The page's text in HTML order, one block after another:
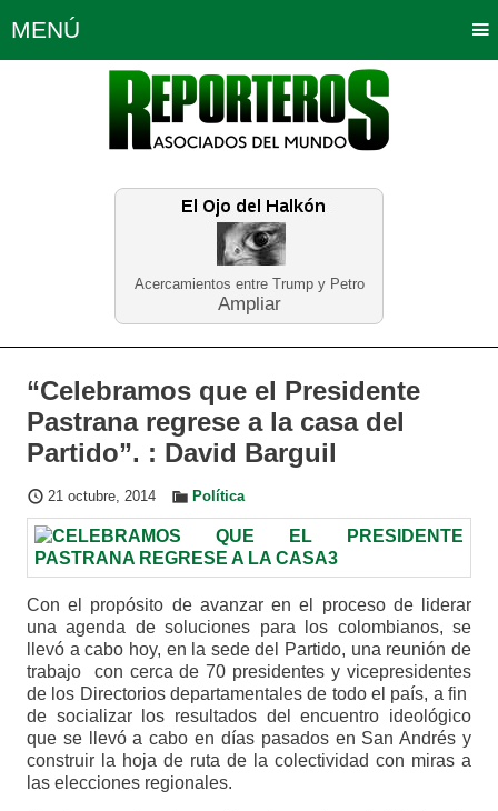
Acercamientos entre Trump y Petro
Ampliar
MENÚ
Política Opinión Bogotá
Planeta Tierra Deportes
Educación Neira
“Celebramos que el Presidente
Pastrana regrese a la casa del
Partido”. : David Barguil
21 octubre, 2014 Política
Con el propósito de avanzar en el proceso de liderar
una agenda de soluciones para los colombianos, se
llevó a cabo hoy, en la sede del Partido, una reunión de
trabajo con cerca de 70 presidentes y vicepresidentes
de los Directorios departamentales de todo el país, a fin
de socializar los resultados del encuentro ideológico
que se llevó a cabo en días pasados en San Andrés y
construir la hoja de ruta de la colectividad con miras a
las elecciones regionales.